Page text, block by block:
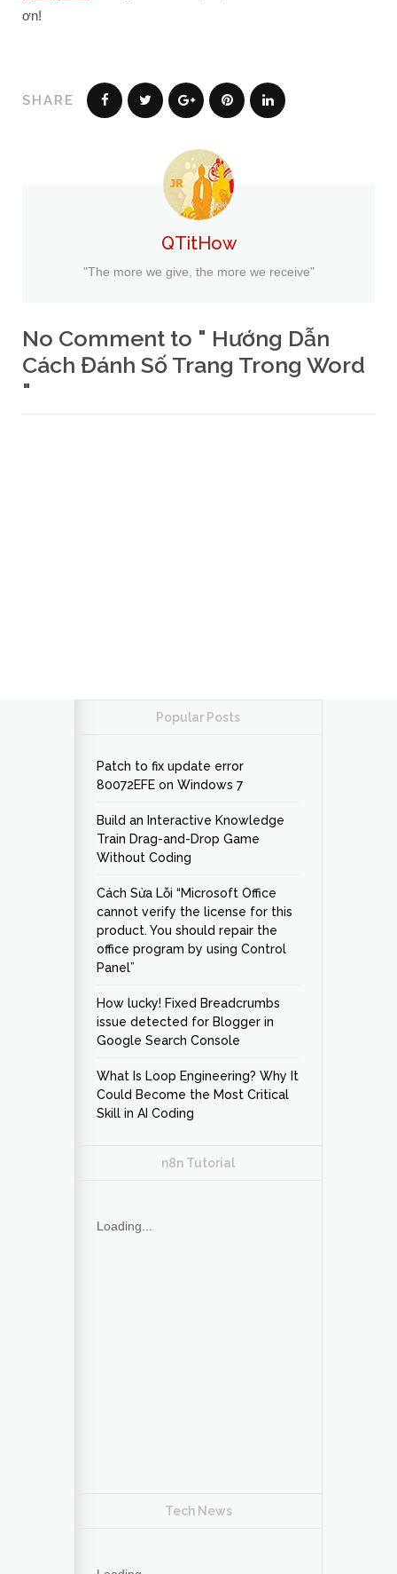
ơn!
SHARE
QTitHow
"The more we give, the more we receive"
No Comment to " Hướng Dẫn
Cách Đánh Số Trang Trong Word
"
Popular Posts
Patch to fix update error
80072EFE on Windows 7
Build an Interactive Knowledge
Train Drag-and-Drop Game
Without Coding
Cách Sửa Lỗi “Microsoft Office
cannot verify the license for this
product. You should repair the
office program by using Control
Panel”
How lucky! Fixed Breadcrumbs
issue detected for Blogger in
Google Search Console
What Is Loop Engineering? Why It
Could Become the Most Critical
Skill in AI Coding
n8n Tutorial
Loading...
Tech News